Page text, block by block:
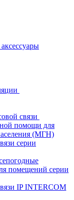
связи
помощи для
(МГН)
серии
помещений серии
IP INTERCOM